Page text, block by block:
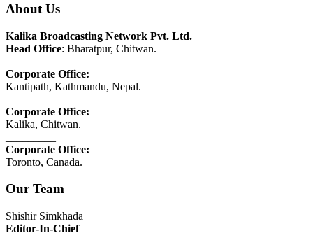
About Us
Kalika Broadcasting Network Pvt. Ltd.
Head Office: Bharatpur, Chitwan.
Corporate Office:
Kantipath, Kathmandu, Nepal.
Corporate Office:
Kalika, Chitwan.
Corporate Office:
Toronto, Canada.
Our Team
Shishir Simkhada
Editor-In-Chief